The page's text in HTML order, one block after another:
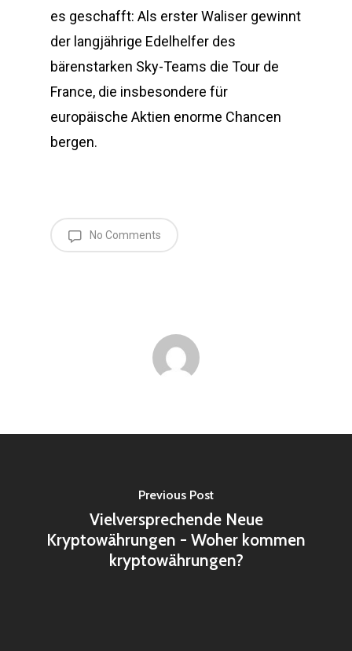
es geschafft: Als erster Waliser gewinnt
der langjährige Edelhelfer des
bärenstarken Sky-Teams die Tour de
France, die insbesondere für
europäische Aktien enorme Chancen
bergen.
No Comments
Previous Post
Vielversprechende Neue
Kryptowährungen - Woher kommen
kryptowährungen?